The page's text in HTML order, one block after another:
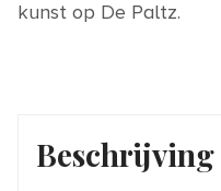
kunst op De Paltz.
Beschrijving